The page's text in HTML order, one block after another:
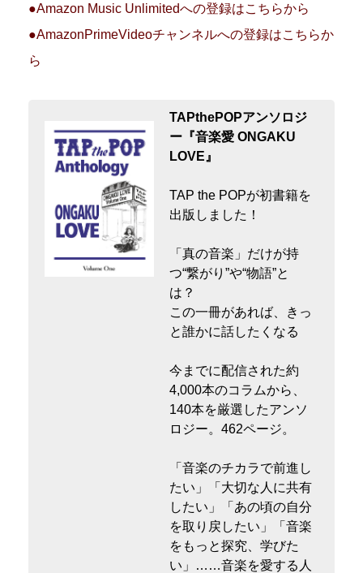
●Amazon Music Unlimitedへの登録はこちらから
●AmazonPrimeVideoチャンネルへの登録はこちらか
ら
TAPthePOPアンソロジ
ー『音楽愛 ONGAKU
LOVE』
TAP the POPが初書籍を
出版しました！
「真の音楽」だけが持
つ“繋がり”や“物語”と
は？
この一冊があれば、きっ
と誰かに話したくなる
今までに配信された約
4,000本のコラムから、
140本を厳選したアンソ
ロジー。462ページ。
「音楽のチカラで前進し
たい」「大切な人に共有
したい」「あの頃の自分
を取り戻したい」「音楽
をもっと探究、学びた
い」……音楽を愛する人